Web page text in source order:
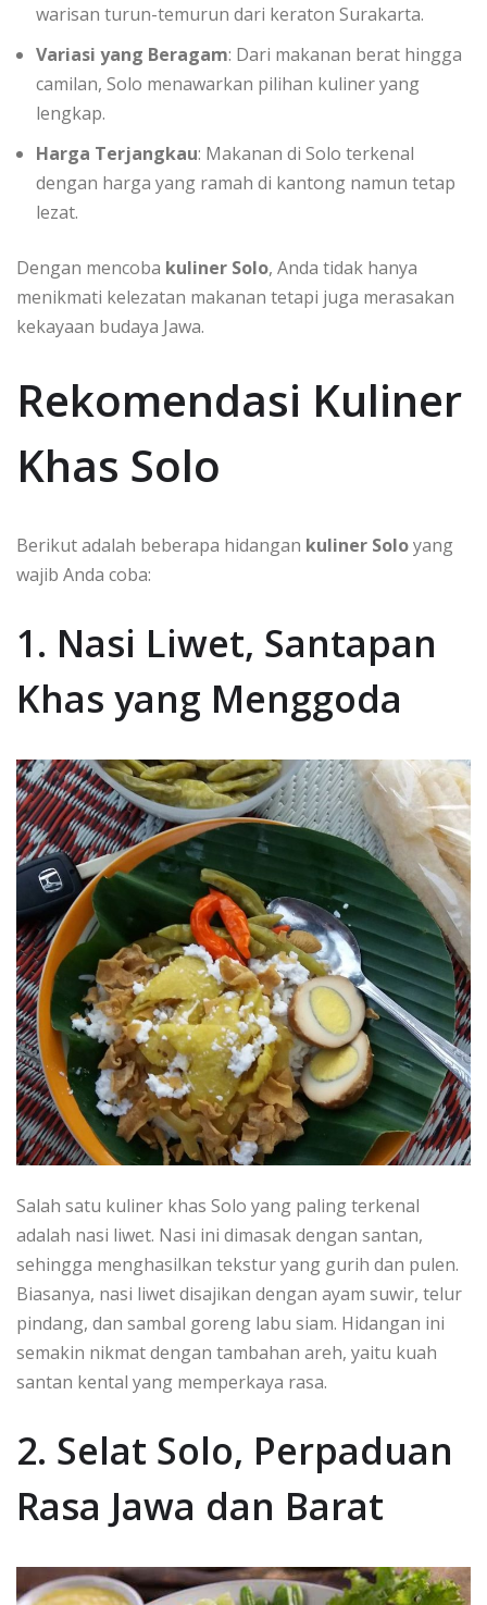
warisan turun-temurun dari keraton Surakarta.
Variasi yang Beragam: Dari makanan berat hingga
camilan, Solo menawarkan pilihan kuliner yang
lengkap.
Harga Terjangkau: Makanan di Solo terkenal
dengan harga yang ramah di kantong namun tetap
lezat.
Dengan mencoba kuliner Solo, Anda tidak hanya
menikmati kelezatan makanan tetapi juga merasakan
kekayaan budaya Jawa.
Rekomendasi Kuliner
Khas Solo
Berikut adalah beberapa hidangan kuliner Soloyang
wajib Anda coba:
1. Nasi Liwet, Santapan
Khas yang Menggoda
Salah satu kuliner khas Solo yang paling terkenal
adalah nasi liwet. Nasi ini dimasak dengan santan,
sehingga menghasilkan tekstur yang gurih dan pulen.
Biasanya, nasi liwet disajikan dengan ayam suwir, telur
pindang, dan sambal goreng labu siam. Hidangan ini
semakin nikmat dengan tambahan areh, yaitu kuah
santan kental yang memperkaya rasa.
2. Selat Solo, Perpaduan
Rasa Jawa dan Barat